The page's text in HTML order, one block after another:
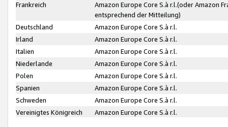
Frankreich
Amazon Europe Core S.à r.l.(oder Amazon
entsprechend der Mitteilung)
Deutschland
Amazon Europe Core S.à r.l.
Irland
Amazon Europe Core S.à r.l.
Italien
Amazon Europe Core S.à r.l.
Niederlande
Amazon Europe Core S.à r.l.
Polen
Amazon Europe Core S.à r.l.
Spanien
Amazon Europe Core S.à r.l.
Schweden
Amazon Europe Core S.à r.l.
Vereinigtes Königreich
Amazon Europe Core S.à r.l.